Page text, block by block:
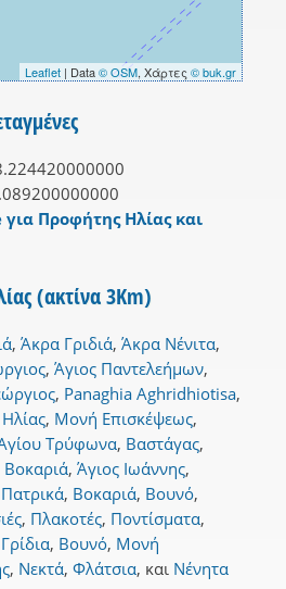
Leaflet | Data© OSM, Χάρτες © buk.gr
για Προφήτης Ηλίας και
(ακτίνα 3Km)
, Άκρα Γριδιά, Άκρα Νένιτα,
, Άγιος Παντελεήμων,
, Panaghia Aghridhiotisa,
, Μονή Επισκέψεως,
Τρύφωνα, Βαστάγας,
Βοκαριά, Άγιος Ιωάννης,
Πατρικά, Βοκαριά, Βουνό,
, Πλακοτές, Ποντίσματα,
Γρίδια, Βουνό, Μονή
, Νεκτά, Φλάτσια, και Νένητα